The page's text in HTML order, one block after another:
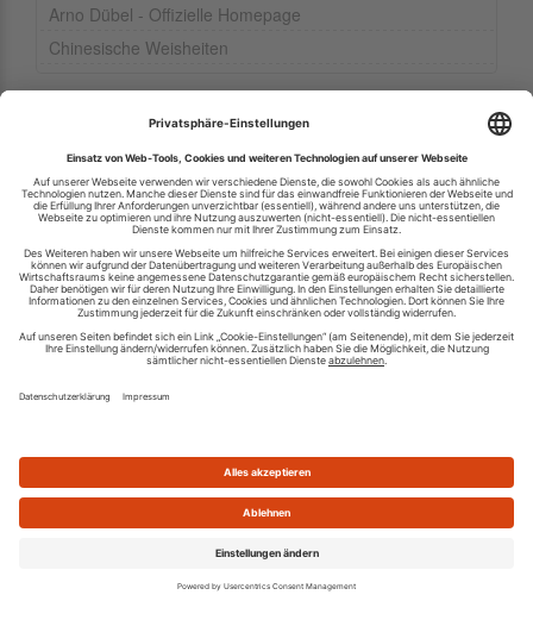
Arno Dübel - Offizielle Homepage
Chinesische Weisheiten
Ihren RSS-Feed veröffentlichen
RSS-Verzeichnis.de © 2003-2026
Impressum
Kontakt
Datenschutzinformation
Cookie-Einstellungen
Was ist ein RSS Feed?
Die besten RSS Reader
101-200|200-300